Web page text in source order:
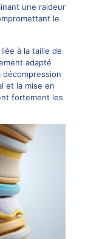
une raideur
le
à la taille de
adapté
et la mise en
fortement les